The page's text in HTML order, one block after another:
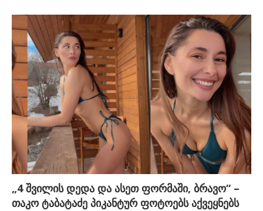
„4 შვილის დედა და ასეთ ფორმაში, ბრავო“ –
თაკო ტაბატაძე პიკანტურ ფოტოებს აქვეყნებს